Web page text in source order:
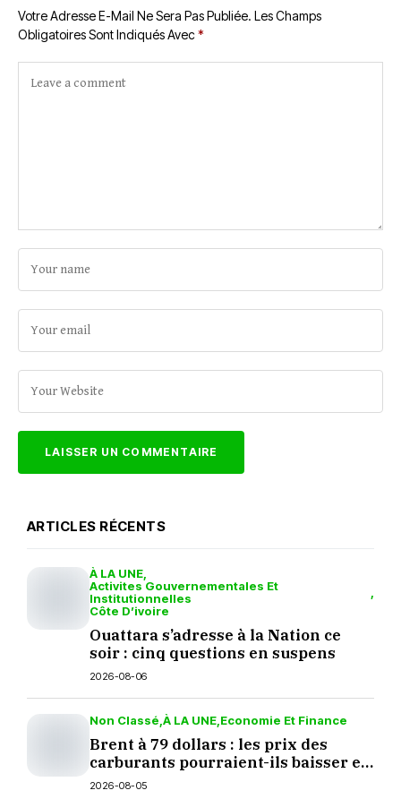
Votre Adresse E-Mail Ne Sera Pas Publiée. Les Champs
Obligatoires Sont Indiqués Avec*
ARTICLES RÉCENTS
À LA UNE
Activites Gouvernementales Et
Institutionnelles
Côte D’ivoire
Ouattara s’adresse à la Nation ce
soir : cinq questions en suspens
2026-08-06
Non Classé À LA UNE Economie Et Finance
Brent à 79 dollars : les prix des
carburants pourraient-ils baisser en
septembre ?
2026-08-05